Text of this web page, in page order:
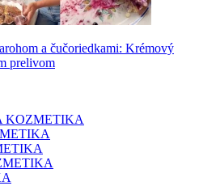
a čučoriedkami: Krémový
prelivom
KOZMETIKA